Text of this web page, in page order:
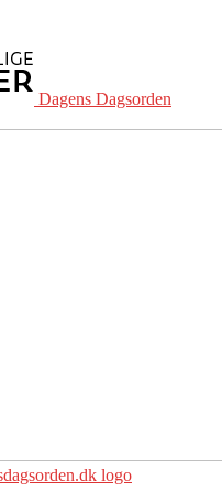
Dagens Dagsorden